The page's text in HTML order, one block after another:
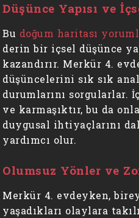
Düşünce Yapısı ve
Bu doğum haritası
derin bir içsel düşünce
kazandırır. Merkür 4.
düşüncelerini sık sık
durumlarını sorgularlar.
ve karmaşıktır, bu da
duygusal ihtiyaçlarını
yardımcı olur.
Olumsuz Yönler ve
Merkür 4. evdeyken,
yaşadıkları olaylara